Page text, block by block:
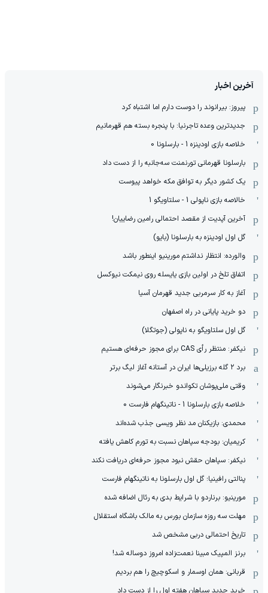
آخرین اخبار
پیروز: بیرانوند را دوست دارم اما اشتباه کرد
جدیدترین وعده تاجرنیا: با پنجره بسته هم قهرمانیم
خلاصه بازی اودینزه 1 - بارسلونا 0
بارسلونا قهرمانی تورنمنت سه‌جانبه را از دست داد
یک کشور دیگر به توافق مکه خواهد پیوست
خالاصه بازی ناپولی 1 - سلتاویگو 1
آخرین آپدیت از مقصد احتمالی رامین رضاییان!
گل اول اودینزه به بارسلونا (بایو)
والورده: انتظار نداشتم مورینیو اینطور باشد
اتفاق تلخ در اولین بازی یایسله روی نیمکت نیوکسل
آغاز به کار سرمربی جدید قهرمان آسیا
دو خرید پایانی در راه اصفهان
گل اول سلتاویگو به ناپولی (جوتگلا)
نیکفر: منتظر رأی CAS برای مجوز حرفه‌ای هستیم
برد ۲ گله برزیلی‌ها ایران در آستانه آغاز لیگ برتر
وقتی ملی‌پوشان تکواندو خبرنگار می‌شوند
خلاصه بازی بارسلونا 1 - ناتینگهام فارست 0
محمدی: بازیکنان مد نظر ویسی جذب شده‌اند
کریمیان: بودجه سپاهان نسبت به تورم کاهش یافته
نیکفر: سپاهان حقش نبود مجوز حرفه‌ای دریافت نکند
پنالتی رافینیا؛ گل اول بارسلونا به ناتینگهام فارست
مورینیو: برناردو با شرایط بدی به رئال اضافه شده
مهلت سه روزه سازمان بورس به مالک باشگاه استقلال
تاریخ احتمالی دربی مشخص شد
برنز المپیک مبینا نعمت‌زاده امروز دوساله شد!
قربانی: همان اوسمار و اسکوچیچ را هم بردیم
خرید جدید سپاهان هفته اول را از دست داد